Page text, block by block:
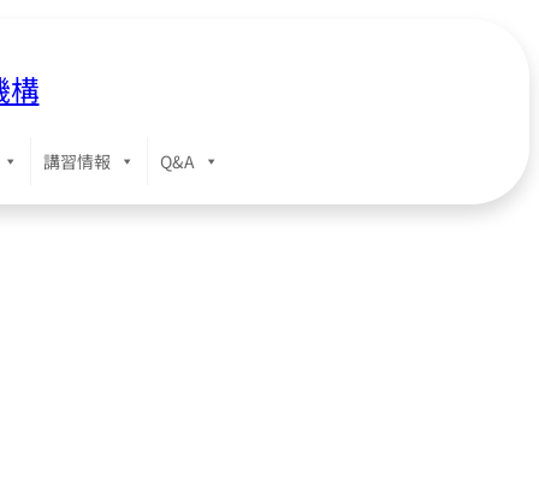
構
講習情報 Q&A